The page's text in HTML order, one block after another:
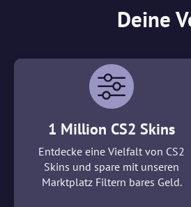
Deine
1 Million CS2 Skins
Entdecke eine Vielfalt von CS2
Skins und spare mit unseren
Marktplatz Filtern bares Geld.